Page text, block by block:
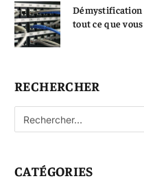
Démystification
tout ce que
RECHERCHER
CATÉGORIES